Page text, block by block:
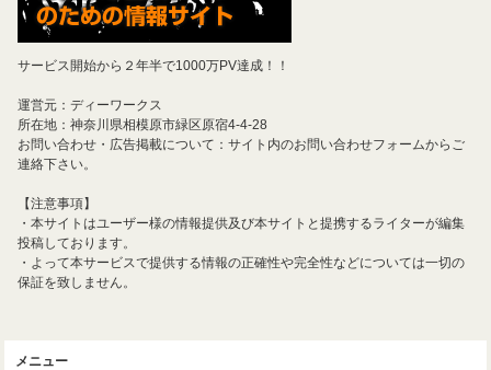
サービス開始から２年半で1000万PV達成！！
運営元：ディーワークス
所在地：神奈川県相模原市緑区原宿4-4-28
お問い合わせ・広告掲載について：サイト内のお問い合わせフォームからご
連絡下さい。
【注意事項】
・本サイトはユーザー様の情報提供及び本サイトと提携するライターが編集
投稿しております。
・よって本サービスで提供する情報の正確性や完全性などについては一切の
保証を致しません。
メニュー